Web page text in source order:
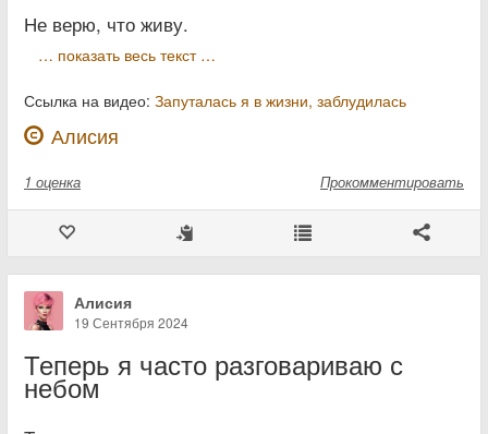
Не верю, что живу.
… показать весь текст …
Ссылка на видео: Запуталась я в жизни, заблудилась
Алисия
1 оценка Прокомментировать
Алисия
19 Сентября 2024
Теперь я часто разговариваю с
небом